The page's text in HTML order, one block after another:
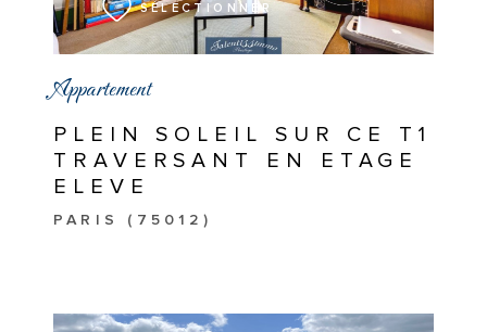
Appartement
PLEIN SOLEIL SUR CE T1
TRAVERSANT EN ETAGE
ELEVE
PARIS (75012)
SÉLECTIONNER